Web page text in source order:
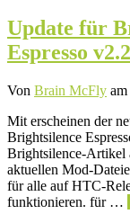
Update für
Espresso
Von Brain McFly
Mit erscheinen der
Brightsilence
Brightsilence-Artikel
aktuellen Mod-
für alle auf HTC-
funktionieren. für …